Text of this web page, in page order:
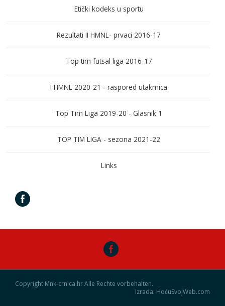
Etički kodeks u sportu
Rezultati II HMNL- prvaci 2016-17
Top tim futsal liga 2016-17
I HMNL 2020-21 - raspored utakmica
Top Tim Liga 2019-20 - Glasnik 1
TOP TIM LIGA - sezona 2021-22
Links
Copyright Mnk-crnica.hr Alle Rechte vorbehalten.
Izrada: HoćuSvojWeb.com